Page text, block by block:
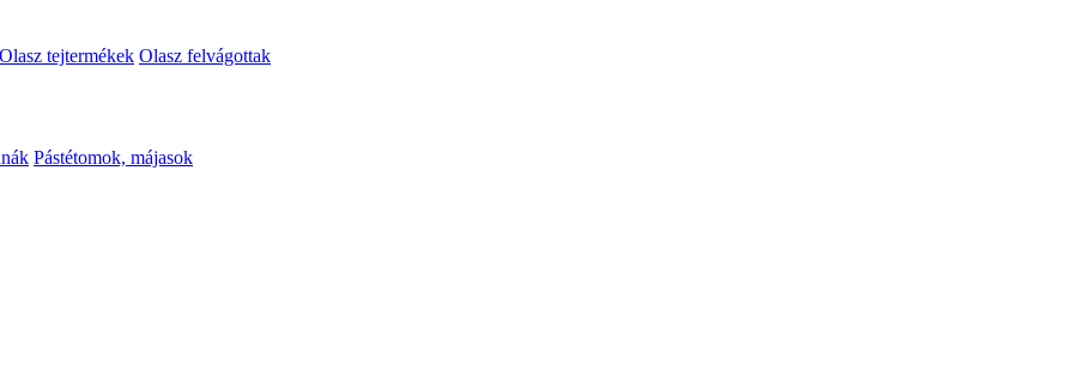
Olasz tejtermékek Olasz felvágottak
Pástétomok, májasok